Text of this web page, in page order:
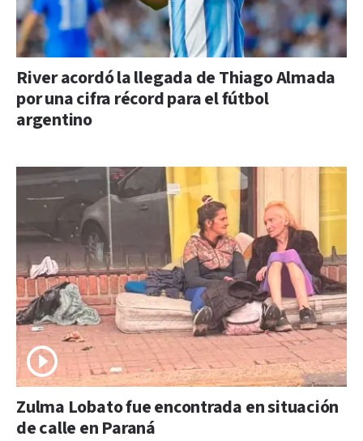
River acordó la llegada de Thiago Almada
por una cifra récord para el fútbol
argentino
Zulma Lobato fue encontrada en situación
de calle en Paraná